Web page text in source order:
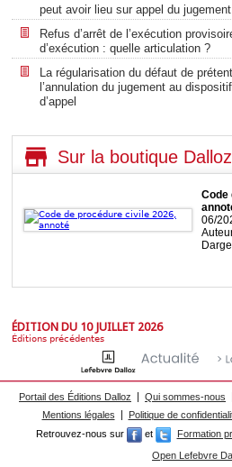
peut avoir lieu sur appel du jugement
Refus d’arrêt de l’exécution
d’exécution : quelle articulation ?
La régularisation du défaut de
l’annulation du jugement au
d’appel
Sur la boutique Dalloz
Code
06/
ÉDITION DU 10 JUILLET 2026
Éditions précédentes
Portail des Éditions Dalloz Qui sommes-nous
Mentions légales
Politique de
Retrouvez-nous sur
et
Formation
Open Lefebvre